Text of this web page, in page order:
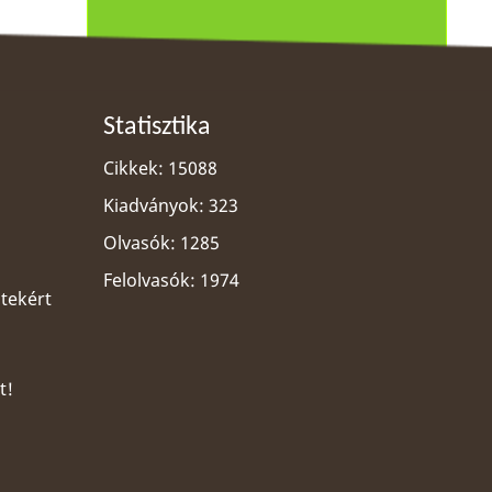
Statisztika
Cikkek: 15088
Kiadványok: 323
Olvasók: 1285
Felolvasók: 1974